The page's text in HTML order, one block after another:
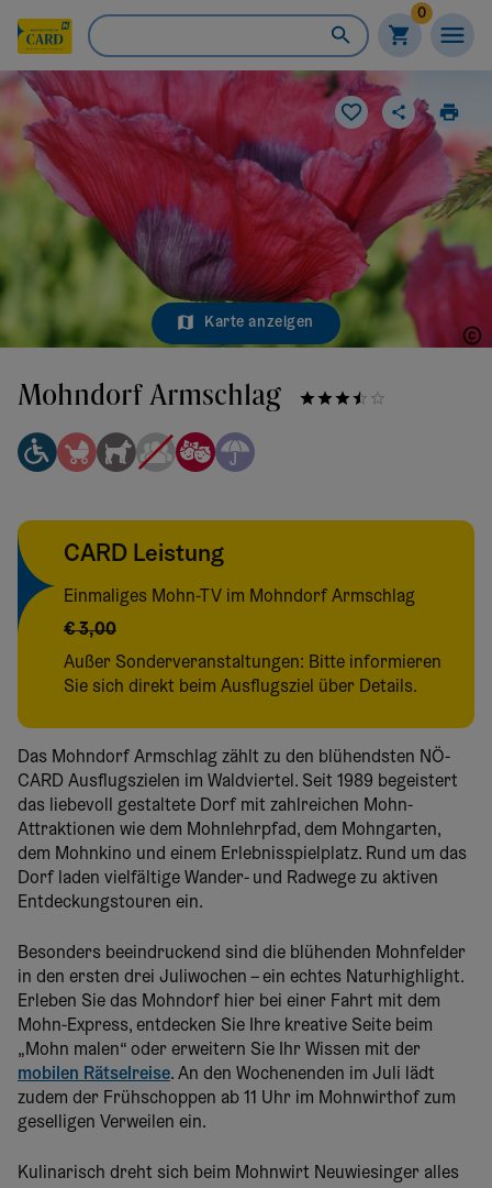
0
Karte anzeigen
Mohndorf Armschlag
CARD Leistung
Einmaliges Mohn-TV im Mohndorf Armschlag
€ 3,00
Außer Sonderveranstaltungen: Bitte informieren
Sie sich direkt beim Ausflugsziel über Details.
Das Mohndorf Armschlag zählt zu den blühendsten NÖ-
CARD Ausflugszielen im Waldviertel. Seit 1989 begeistert
das liebevoll gestaltete Dorf mit zahlreichen Mohn-
Attraktionen wie dem Mohnlehrpfad, dem Mohngarten,
dem Mohnkino und einem Erlebnisspielplatz. Rund um das
Dorf laden vielfältige Wander- und Radwege zu aktiven
Entdeckungstouren ein.
Besonders beeindruckend sind die blühenden Mohnfelder
in den ersten drei Juliwochen – ein echtes Naturhighlight.
Erleben Sie das Mohndorf hier bei einer Fahrt mit dem
Mohn-Express, entdecken Sie Ihre kreative Seite beim
„Mohn malen“ oder erweitern Sie Ihr Wissen mit der
mobilen Rätselreise. An den Wochenenden im Juli lädt
zudem der Frühschoppen ab 11 Uhr im Mohnwirthof zum
geselligen Verweilen ein.
Kulinarisch dreht sich beim Mohnwirt Neuwiesinger alles